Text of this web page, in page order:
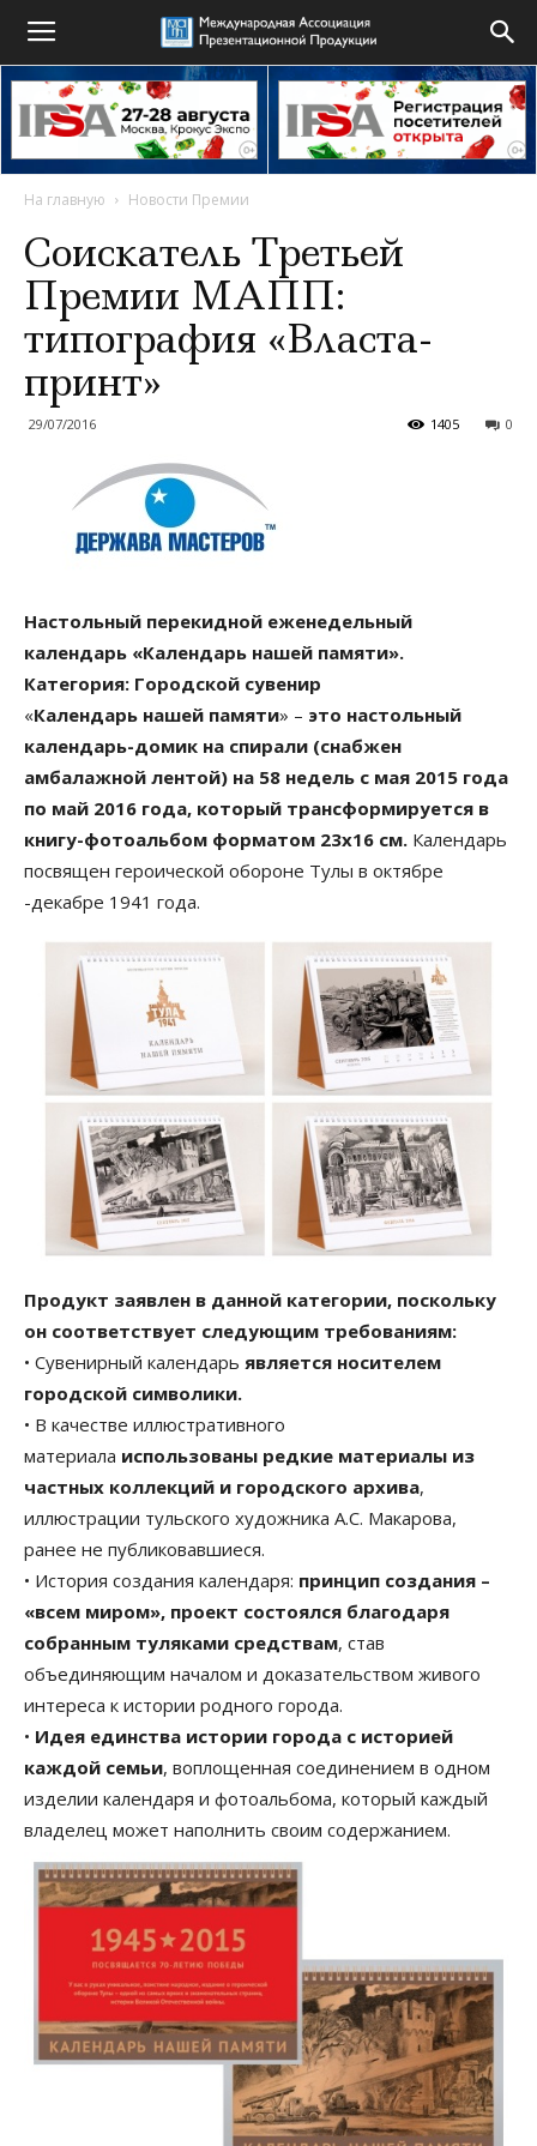
На главную Новости Премии
Соискатель Третьей
Премии МАПП:
типография «Власта-
принт»
29/07/2016 0
1405
Настольный перекидной еженедельный
календарь «Календарь нашей памяти».
Категория: Городской сувенир
«Календарь нашей памяти» – это настольный
календарь-домик на спирали (снабжен
амбалажной лентой) на 58 недель с мая 2015 года
по май 2016 года, который трансформируется в
книгу-фотоальбом форматом 23х16 см. Календарь
посвящен героической обороне Тулы в октябре
-декабре 1941 года.
Продукт заявлен в данной категории, поскольку
он соответствует следующим требованиям:
• Сувенирный календарь является носителем
городской символики.
• В качестве иллюстративного
материала использованы редкие материалы из
частных коллекций и городского архива,
иллюстрации тульского художника А.С. Макарова,
ранее не публиковавшиеся.
• История создания календаря: принцип создания –
«всем миром», проект состоялся благодаря
собранным туляками средствам, став
объединяющим началом и доказательством живого
интереса к истории родного города.
• Идея единства истории города с историей
каждой семьи, воплощенная соединением в одном
изделии календаря и фотоальбома, который каждый
владелец может наполнить своим содержанием.